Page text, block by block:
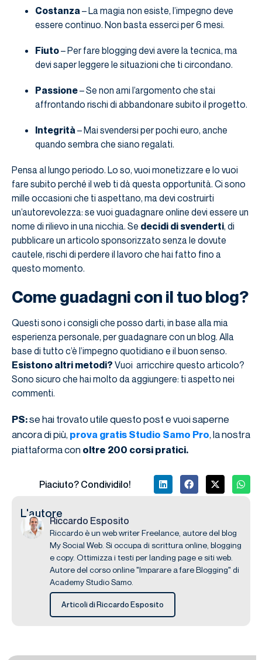
Costanza– La magia non esiste, l’impegno deve
essere continuo. Non basta esserci per 6 mesi.
Fiuto– Per fare blogging devi avere la tecnica, ma
devi saper leggere le situazioni che ti circondano.
Passione– Se non ami l’argomento che stai
affrontando rischi di abbandonare subito il progetto.
Integrità– Mai svendersi per pochi euro, anche
quando sembra che siano regalati.
Pensa al lungo periodo. Lo so, vuoi monetizzare e lo vuoi
fare subito perché il web ti dà questa opportunità. Ci sono
mille occasioni che ti aspettano, ma devi costruirti
un’autorevolezza: se vuoi guadagnare online devi essere un
nome di rilievo in una nicchia. Se decidi di svenderti, di
pubblicare un articolo sponsorizzato senza le dovute
cautele, rischi di perdere il lavoro che hai fatto fino a
questo momento.
Come guadagni con il tuo blog?
Questi sono i consigli che posso darti, in base alla mia
esperienza personale, per guadagnare con un blog. Alla
base di tutto c’è l’impegno quotidiano e il buon senso.
Esistono altri metodi? Vuoi arricchire questo articolo?
Sono sicuro che hai molto da aggiungere: ti aspetto nei
commenti.
PS:se hai trovato utile questo post e vuoi saperne
ancora di più, prova gratis Studio Samo Pro, la nostra
piattaforma con oltre 200 corsi pratici.
Piaciuto? Condividilo!
L'autore
Riccardo Esposito
Riccardo è un web writer Freelance, autore del blog
My Social Web. Si occupa di scrittura online, blogging
e copy. Ottimizza i testi per landing page e siti web.
Autore del corso online "Imparare a fare Blogging" di
Academy Studio Samo.
Articoli di Riccardo Esposito